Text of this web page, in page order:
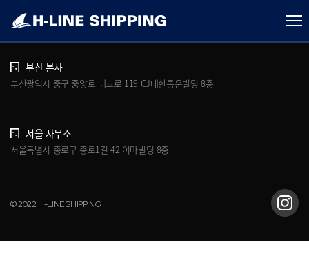
개인정보처리방침 브로슈어 다운로드
부산 본사
부산광역시 중구 중앙로 대교로 119 CJ대한통운빌딩 8층
서울 사무소
서울특별시 종로구 종로1길 42 이마빌딩 8층
© 2022 H-LINE SHIPPING.